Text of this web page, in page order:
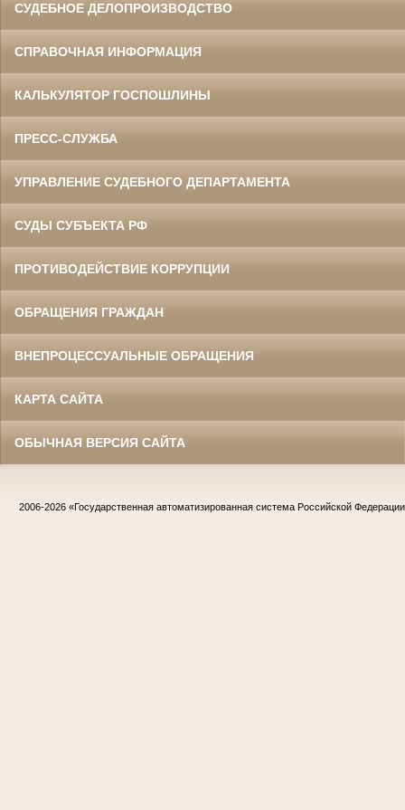
СУДЕБНОЕ ДЕЛОПРОИЗВОДСТВО
СПРАВОЧНАЯ ИНФОРМАЦИЯ
КАЛЬКУЛЯТОР ГОСПОШЛИНЫ
ПРЕСС-СЛУЖБА
УПРАВЛЕНИЕ СУДЕБНОГО ДЕПАРТАМЕНТА
СУДЫ СУБЪЕКТА РФ
ПРОТИВОДЕЙСТВИЕ КОРРУПЦИИ
ОБРАЩЕНИЯ ГРАЖДАН
ВНЕПРОЦЕССУАЛЬНЫЕ ОБРАЩЕНИЯ
КАРТА САЙТА
ОБЫЧНАЯ ВЕРСИЯ САЙТА
2006-2026 «Государственная автоматизированная система Российской